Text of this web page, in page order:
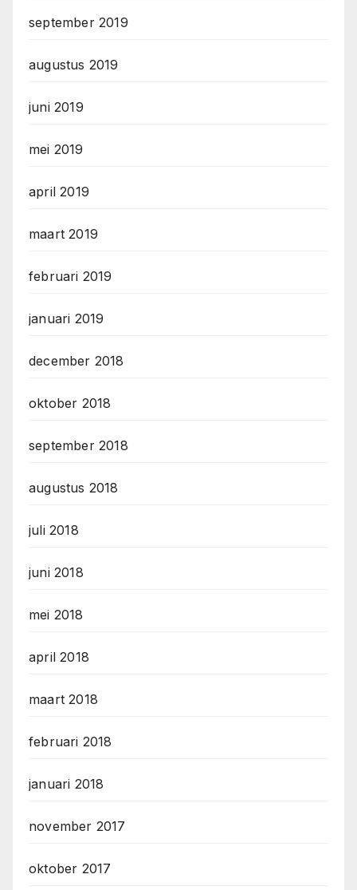
september 2019
augustus 2019
juni 2019
mei 2019
april 2019
maart 2019
februari 2019
januari 2019
december 2018
oktober 2018
september 2018
augustus 2018
juli 2018
juni 2018
mei 2018
april 2018
maart 2018
februari 2018
januari 2018
november 2017
oktober 2017